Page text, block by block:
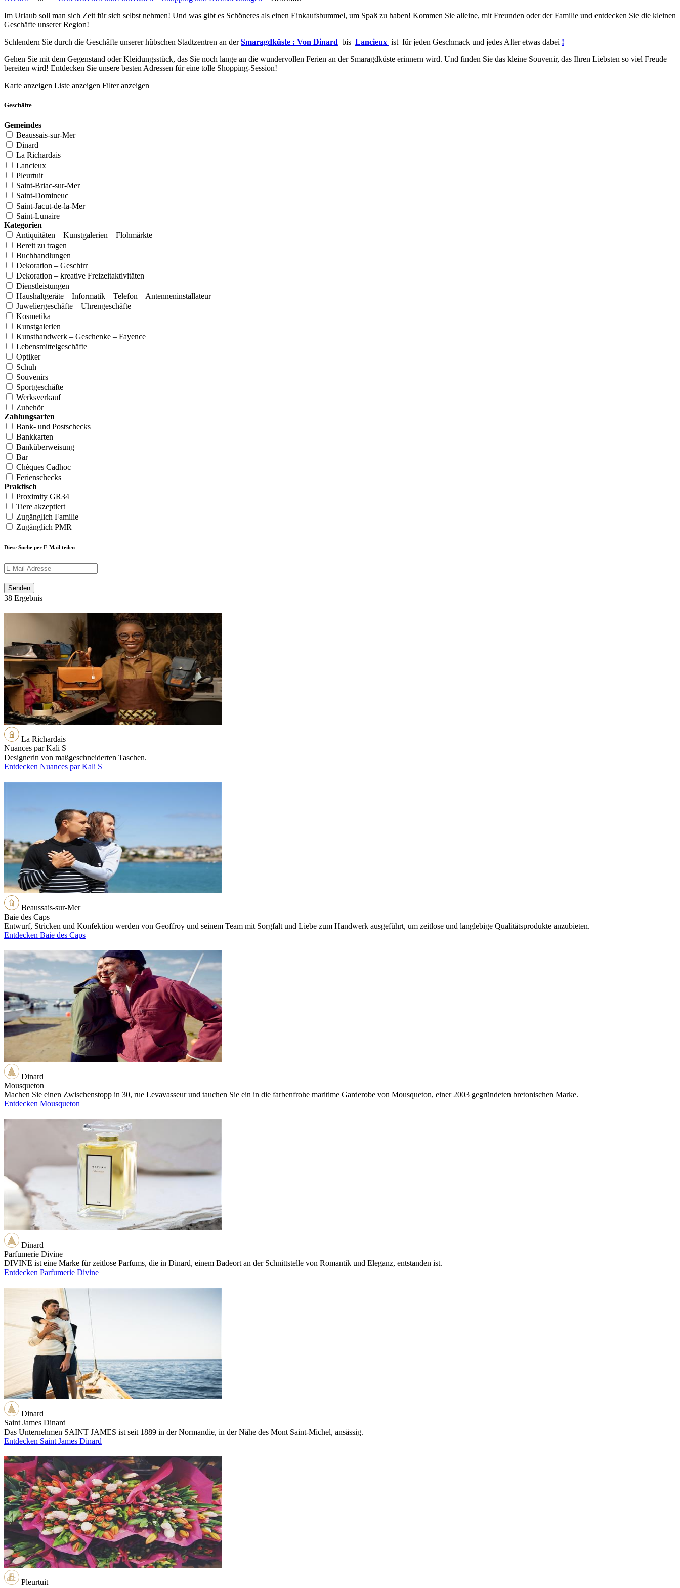
Im Urlaub soll man sich Zeit für sich selbst nehmen! Und was gibt es Schöneres als einen Einkaufsbummel, um Spaß zu haben! Kommen Sie alleine, mit Freunden oder der Familie und entdecken Sie die kleinen
Geschäfte unserer Region!
Schlendern Sie durch die Geschäfte unserer hübschen Stadtzentren an derSmaragdküste : Von Dinard bis Lancieux ist für jeden Geschmack und jedes Alter etwas dabei !
Gehen Sie mit dem Gegenstand oder Kleidungsstück, das Sie noch lange an die wundervollen Ferien an der Smaragdküste erinnern wird. Und finden Sie das kleine Souvenir, das Ihren Liebsten so viel Freude
bereiten wird! Entdecken Sie unsere besten Adressen für eine tolle Shopping-Session!
Karte anzeigen Liste anzeigen Filter anzeigen
Geschäfte
Gemeindes
Beaussais-sur-Mer
Dinard
La Richardais
Lancieux
Pleurtuit
Saint-Briac-sur-Mer
Saint-Domineuc
Saint-Jacut-de-la-Mer
Saint-Lunaire
Kategorien
Antiquitäten – Kunstgalerien – Flohmärkte
Bereit zu tragen
Buchhandlungen
Dekoration – Geschirr
Dekoration – kreative Freizeitaktivitäten
Dienstleistungen
Haushaltgeräte – Informatik – Telefon – Antenneninstallateur
Juweliergeschäfte – Uhrengeschäfte
Kosmetika
Kunstgalerien
Kunsthandwerk – Geschenke – Fayence
Lebensmittelgeschäfte
Optiker
Schuh
Souvenirs
Sportgeschäfte
Werksverkauf
Zubehör
Zahlungsarten
Bank- und Postschecks
Bankkarten
Banküberweisung
Bar
Chèques Cadhoc
Ferienschecks
Praktisch
Proximity GR34
Tiere akzeptiert
Zugänglich Familie
Zugänglich PMR
Diese Suche per E-Mail teilen
Senden
38 Ergebnis
La Richardais
Nuances par Kali S
Designerin von maßgeschneiderten Taschen.
Entdecken Nuances par Kali S
Beaussais-sur-Mer
Baie des Caps
Entwurf, Stricken und Konfektion werden von Geoffroy und seinem Team mit Sorgfalt und Liebe zum Handwerk ausgeführt, um zeitlose und langlebige Qualitätsprodukte anzubieten.
Entdecken Baie des Caps
Dinard
Mousqueton
Machen Sie einen Zwischenstopp in 30, rue Levavasseur und tauchen Sie ein in die farbenfrohe maritime Garderobe von Mousqueton, einer 2003 gegründeten bretonischen Marke.
Entdecken Mousqueton
Dinard
Parfumerie Divine
DIVINE ist eine Marke für zeitlose Parfums, die in Dinard, einem Badeort an der Schnittstelle von Romantik und Eleganz, entstanden ist.
Entdecken Parfumerie Divine
Dinard
Saint James Dinard
Das Unternehmen SAINT JAMES ist seit 1889 in der Normandie, in der Nähe des Mont Saint-Michel, ansässig.
Entdecken Saint James Dinard
Pleurtuit